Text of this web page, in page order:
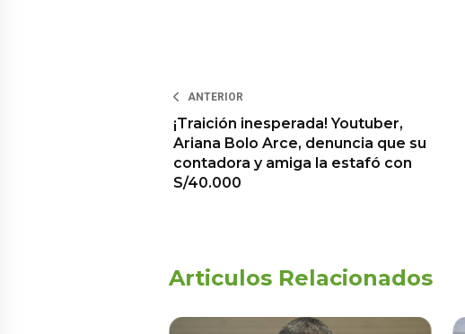
ANTERIOR
¡Traición inesperada! Youtuber,
Ariana Bolo Arce, denuncia que su
contadora y amiga la estafó con
S/40.000
Articulos Relacionados